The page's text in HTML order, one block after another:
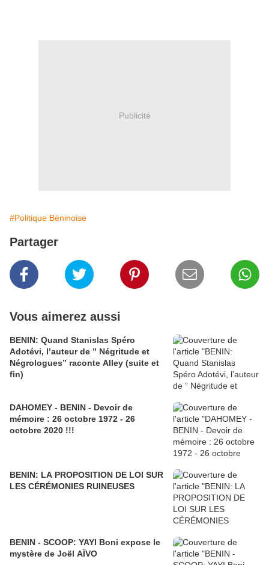
Publicité
#Politique Béninoise
Partager
Vous aimerez aussi
BENIN: Quand Stanislas Spéro
Adotévi, l’auteur de ” Négritude et
Négrologues” raconte Alley (suite et
fin)
DAHOMEY - BENIN - Devoir de
mémoire : 26 octobre 1972 - 26
octobre 2020 !!!
BENIN: LA PROPOSITION DE LOI SUR
LES CÉRÉMONIES RUINEUSES
BENIN - SCOOP: YAYI Boni expose le
mystère de Joël AÏVO